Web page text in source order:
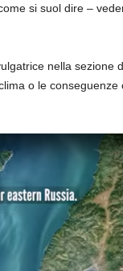
si suol dire –
nella sezione
o le